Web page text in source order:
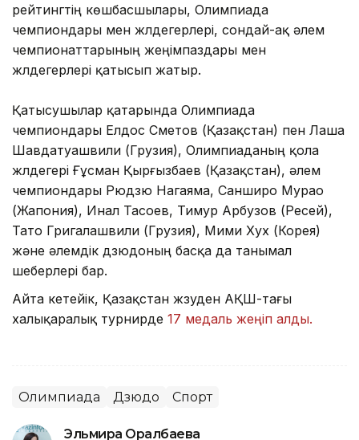
рейтингтің көшбасшылары, Олимпиада
чемпиондары мен жүлдегерлері, сондай-ақ әлем
чемпионаттарының жеңімпаздары мен
жүлдегерлері қатысып жатыр.
Қатысушылар қатарында Олимпиада
чемпиондары Елдос Сметов (Қазақстан) пен Лаша
Шавдатуашвили (Грузия), Олимпиаданың қола
жүлдегері Ғұсман Қырғызбаев (Қазақстан), әлем
чемпиондары Рюдзю Нагаяма, Санширо Мурао
(Жапония), Инал Тасоев, Тимур Арбузов (Ресей),
Тато Григалашвили (Грузия), Мими Хух (Корея)
және әлемдік дзюдоның басқа да танымал
шеберлері бар.
Айта кетейік, Қазақстан жүзуден АҚШ-тағы
халықаралық турнирде 17 медаль жеңіп алды.
Олимпиада Дзюдо Спорт
Эльмира Оралбаева